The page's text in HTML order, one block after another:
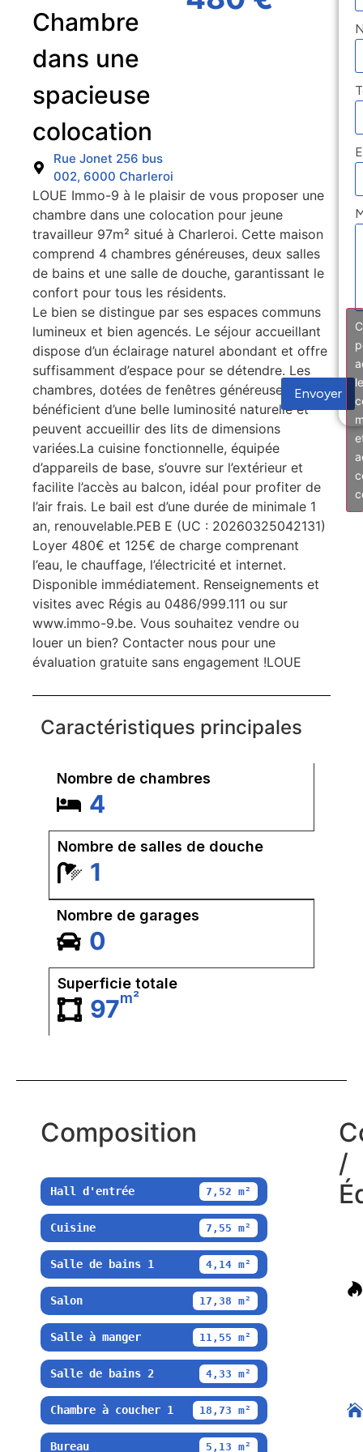
Chambre
dans une
spacieuse
colocation
Rue Jonet 256 bus
002, 6000 Charleroi
LOUE Immo-9 à le plaisir de vous proposer une
chambre dans une colocation pour jeune
travailleur 97m² situé à Charleroi. Cette maison
comprend 4 chambres généreuses, deux salles
de bains et une salle de douche, garantissant le
confort pour tous les résidents.
Le bien se distingue par ses espaces communs
lumineux et bien agencés. Le séjour accueillant
dispose d’un éclairage naturel abondant et offre
suffisamment d’espace pour se détendre. Les
chambres, dotées de fenêtres généreuses,
bénéficient d’une belle luminosité naturelle et
peuvent accueillir des lits de dimensions
variées.La cuisine fonctionnelle, équipée
d’appareils de base, s’ouvre sur l’extérieur et
facilite l’accès au balcon, idéal pour profiter de
l’air frais. Le bail est d’une durée de minimale 1
an, renouvelable.PEB E (UC : 20260325042131)
Loyer 480€ et 125€ de charge comprenant
l’eau, le chauffage, l’électricité et internet.
Disponible immédiatement. Renseignements et
visites avec Régis au 0486/999.111 ou sur
www.immo-9.be. Vous souhaitez vendre ou
louer un bien? Contacter nous pour une
évaluation gratuite sans engagement !LOUE
Caractéristiques principales
Nombre de chambres
4
Nombre de salles de douche
1
Nombre de garages
0
Superficie totale
97m²
Envoyer
Composition
Hall d'entrée 7,52 m²
Cuisine 7,55 m²
Salle de bains 1 4,14 m²
Salon 17,38 m²
Salle à manger 11,55 m²
Salle de bains 2 4,33 m²
Chambre à coucher 1 18,73 m²
Bureau 5,13 m²
/